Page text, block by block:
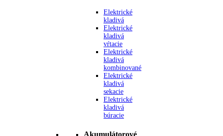
Elektrické
kladivá
Elektrické
kladivá
vŕtacie
Elektrické
kladivá
kombinované
Elektrické
kladivá
sekacie
Elektrické
kladivá
búracie
Akumulátorové